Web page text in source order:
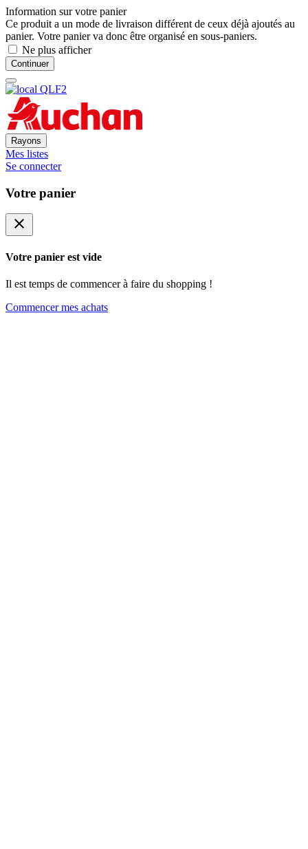
Information sur votre panier
Ce produit a un mode de livraison différent de ceux déjà ajoutés au
panier. Votre panier va donc être organisé en sous-paniers.
Ne plus afficher
Continuer
Rayons
Mes listes
Se connecter
Votre panier
close
Votre panier est vide
Il est temps de commencer à faire du shopping !
Commencer mes achats